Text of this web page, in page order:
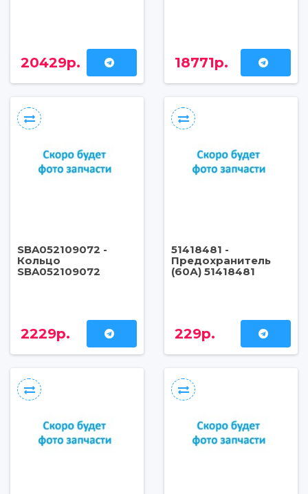
20429р. 18771р.
SBA052109072 -
Кольцо
SBA052109072
2229р.
51418481 -
Предохранитель
(60А) 51418481
229р.